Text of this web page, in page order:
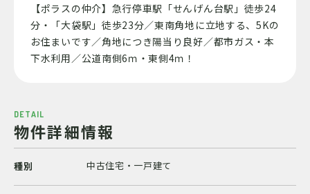
【ポラスの仲介】急行停車駅「せんげん台駅」徒歩24
分・「大袋駅」徒歩23分／東南角地に立地する、5Kの
お住まいです／角地につき陽当り良好／都市ガス・本
下水利用／公道南側6ｍ・東側4ｍ！
DETAIL
物件詳細情報
種別 中古住宅・一戸建て